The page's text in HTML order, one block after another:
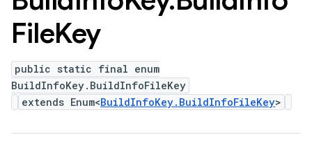
FileKey
public static final enum
BuildInfoKey.BuildInfoFileKey
extends Enum<BuildInfoKey.BuildInfoFileKey>